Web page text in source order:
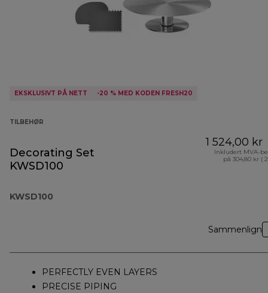
EKSKLUSIVT PÅ NETT -20 % MED KODEN FRESH20
TILBEHØR
Decorating Set
KWSD100
KWSD100
1 524,00 kr
Inkludert MVA-
på 304,80 kr (
Sammenlign
PERFECTLY EVEN LAYERS
PRECISE PIPING